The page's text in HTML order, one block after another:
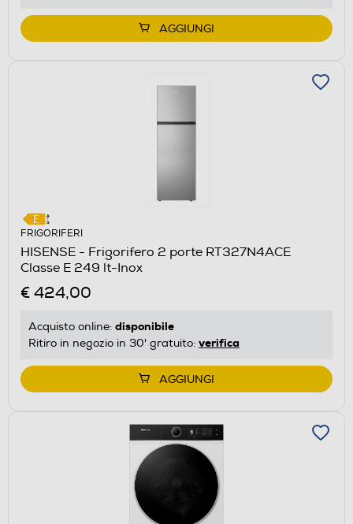
AGGIUNGI
FRIGORIFERI
HISENSE - Frigorifero 2 porte RT327N4ACE
Classe E 249 lt-Inox
€ 424,00
Acquisto online: disponibile
Ritiro in negozio in 30' gratuito: verifica
AGGIUNGI